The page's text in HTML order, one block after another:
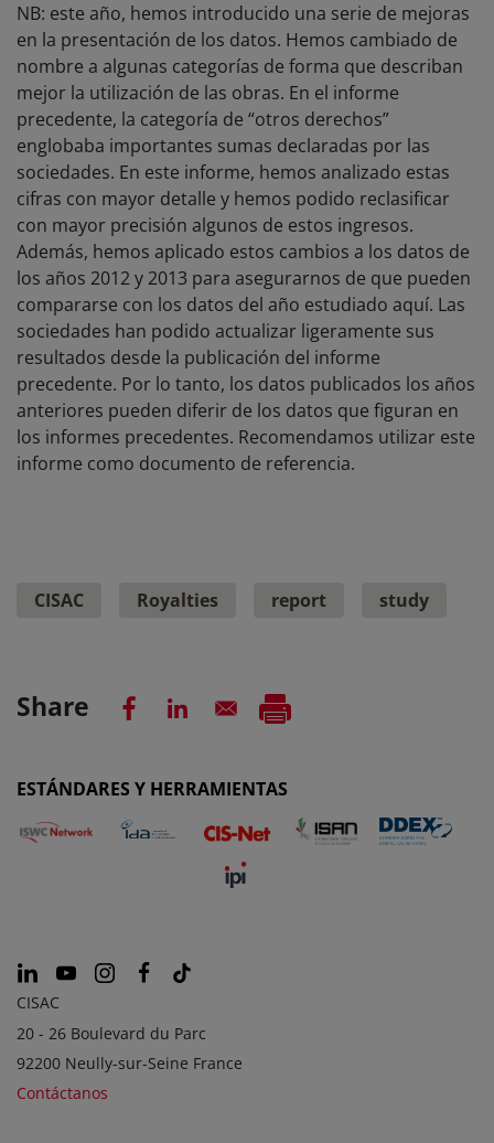
NB: este año, hemos introducido una serie de mejoras
en la presentación de los datos. Hemos cambiado de
nombre a algunas categorías de forma que describan
mejor la utilización de las obras. En el informe
precedente, la categoría de “otros derechos”
englobaba importantes sumas declaradas por las
sociedades. En este informe, hemos analizado estas
cifras con mayor detalle y hemos podido reclasificar
con mayor precisión algunos de estos ingresos.
Además, hemos aplicado estos cambios a los datos de
los años 2012 y 2013 para asegurarnos de que pueden
compararse con los datos del año estudiado aquí. Las
sociedades han podido actualizar ligeramente sus
resultados desde la publicación del informe
precedente. Por lo tanto, los datos publicados los años
anteriores pueden diferir de los datos que figuran en
los informes precedentes. Recomendamos utilizar este
informe como documento de referencia.
CISAC Royalties report study
Share
ESTÁNDARES Y HERRAMIENTAS
CISAC
20 - 26 Boulevard du Parc
92200 Neully-sur-Seine France
Contáctanos